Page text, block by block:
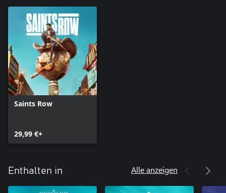
Saints Row
29,99 €+
Enthalten in Alle anzeigen